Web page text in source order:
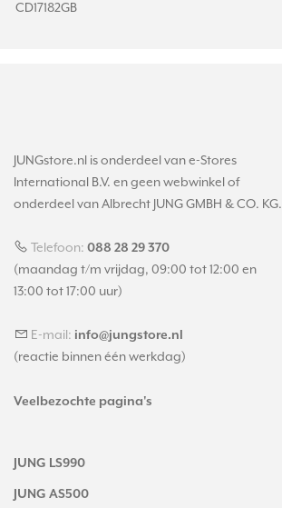
CD17182GB
JUNGstore.nl is onderdeel van e-Stores
International B.V. en geen webwinkel of
onderdeel van Albrecht JUNG GMBH & CO. KG.
Telefoon: 088 28 29 370
(maandag t/m vrijdag, 09:00 tot 12:00 en
13:00 tot 17:00 uur)
E-mail: info@jungstore.nl
(reactie binnen één werkdag)
Veelbezochte pagina's
JUNG LS990
JUNG AS500